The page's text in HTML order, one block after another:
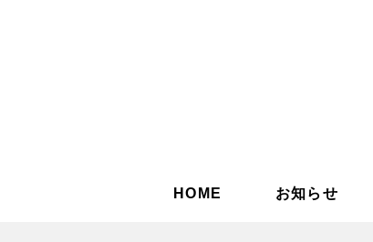
HOME お知らせ